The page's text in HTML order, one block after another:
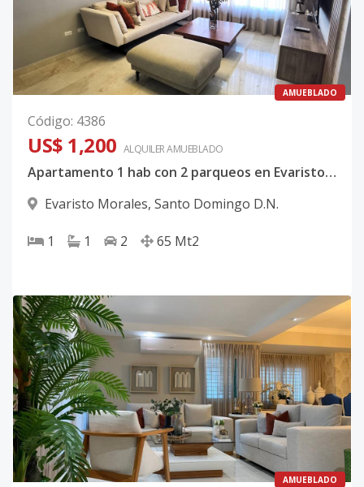
AMUEBLADO
Código: 4386
US$ 1,200 ALQUILERAMUEBLADO
Apartamento 1 hab con 2 parqueos en Evaristo Morales
Evaristo Morales, Santo Domingo D.N.
1 1 2 65 Mt2
AMUEBLADO